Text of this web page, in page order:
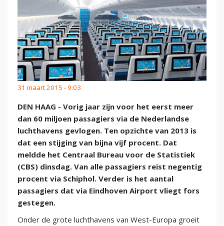
31 maart 2015 - 9:03
DEN HAAG - Vorig jaar zijn voor het eerst meer
dan 60 miljoen passagiers via de Nederlandse
luchthavens gevlogen. Ten opzichte van 2013 is
dat een stijging van bijna vijf procent. Dat
meldde het Centraal Bureau voor de Statistiek
(CBS) dinsdag. Van alle passagiers reist negentig
procent via Schiphol. Verder is het aantal
passagiers dat via Eindhoven Airport vliegt fors
gestegen.
Onder de grote luchthavens van West-Europa groeit